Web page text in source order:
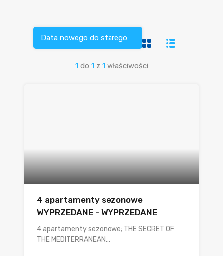
1 do 1 z 1 właściwości
Data nowego do starego
4 apartamenty sezonowe
WYPRZEDANE - WYPRZEDANE
4 apartamenty sezonowe; THE SECRET OF
THE MEDITERRANEAN...